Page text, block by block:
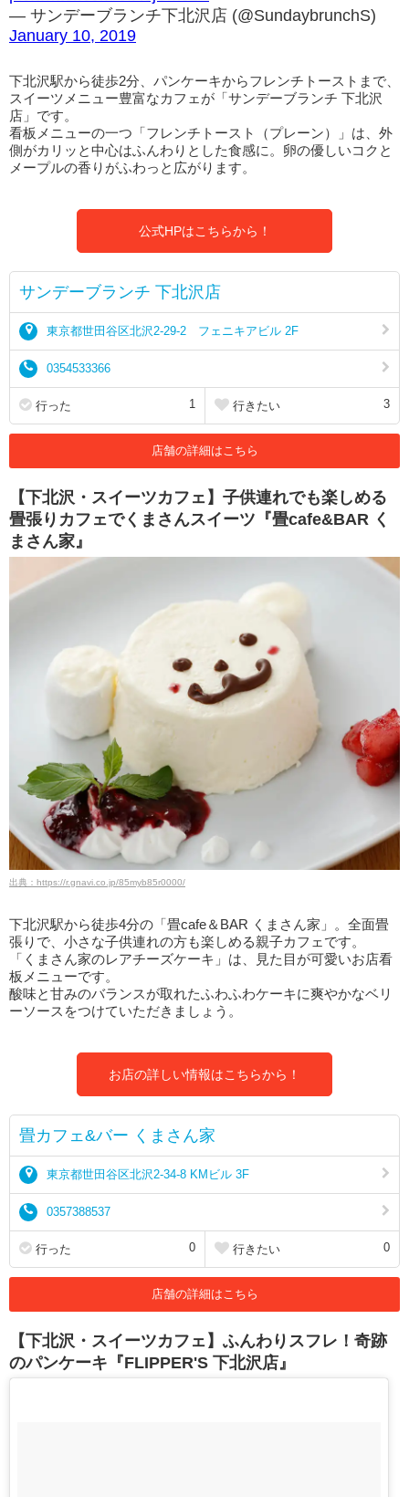
— サンデーブランチ下北沢店 (@SundaybrunchS)
January 10, 2019
下北沢駅から徒歩2分、パンケーキからフレンチトーストまで、
スイーツメニュー豊富なカフェが「サンデーブランチ 下北沢
店」です。
看板メニューの一つ「フレンチトースト（プレーン）」は、外
側がカリッと中心はふんわりとした食感に。卵の優しいコクと
メープルの香りがふわっと広がります。
公式HPはこちらから！
サンデーブランチ 下北沢店
東京都世田谷区北沢2-29-2 フェニキアビル 2F
0354533366
行った 1 行きたい 3
店舗の詳細はこちら
【下北沢・スイーツカフェ】子供連れでも楽しめる
畳張りカフェでくまさんスイーツ『畳cafe&BAR く
まさん家』
出典：https://r.gnavi.co.jp/85myb85r0000/
下北沢駅から徒歩4分の「畳cafe＆BAR くまさん家」。全面畳
張りで、小さな子供連れの方も楽しめる親子カフェです。
「くまさん家のレアチーズケーキ」は、見た目が可愛いお店看
板メニューです。
酸味と甘みのバランスが取れたふわふわケーキに爽やかなベリ
ーソースをつけていただきましょう。
お店の詳しい情報はこちらから！
畳カフェ&バー くまさん家
東京都世田谷区北沢2-34-8 KMビル 3F
0357388537
行った 0 行きたい 0
店舗の詳細はこちら
【下北沢・スイーツカフェ】ふんわりスフレ！奇跡
のパンケーキ『FLIPPER'S 下北沢店』